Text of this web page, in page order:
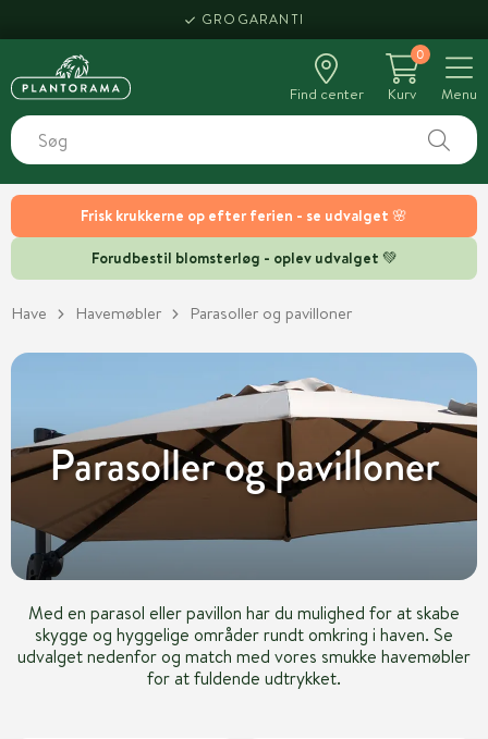
Frisk krukkerne op efter ferien - se udvalget 🌸
Forudbestil blomsterløg - oplev udvalget 💚
GROGARANTI
Find center
0
Kurv
Menu
Have Havemøbler Parasoller og pavilloner
Parasoller og pavilloner
Med en parasol eller pavillon har du mulighed for at skabe
skygge og hyggelige områder rundt omkring i haven. Se
udvalget nedenfor og match med vores smukke havemøbler
for at fuldende udtrykket.